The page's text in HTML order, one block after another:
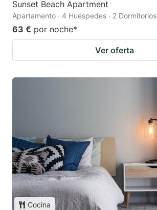
Sunset Beach Apartment
Apartamento · 4 Huéspedes · 2 Dormitorios
63 € por noche*
Ver oferta
Cocina